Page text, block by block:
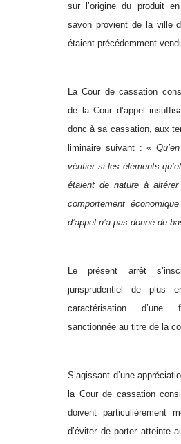
sur l’origine du produit
savon provient de la ville
étaient précédemment
La Cour de cassation
de la Cour d’appel
donc à sa cassation, aux
liminaire suivant : «
vérifier si les éléments
étaient de nature à
comportement
d’appel n’a pas donné de
Le présent arrêt
jurisprudentiel de
caractérisation d’une
sanctionnée au titre de la
S’agissant d’une
la Cour de cassation
doivent particulièrement
d’éviter de porter atteinte